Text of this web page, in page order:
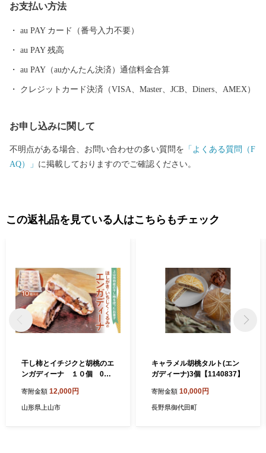
かな自然、肥沃な大地と生産者の熱意、高い栽培技術により生み
市像を実現するため、「ふるさと納税」という形で、みなさまか
らの応援をどうぞよろしくお願いいたします。 【お問合せ先】 ■
ふるさと納税についてのお問合せ 上山市役所 市政戦略課 シテ
月～金（祝・休日、年末年始は除く）8：30～17：15 ＜メ
お支払い方法
au PAY カード（番号入力不要）
au PAY 残高
au PAY（auかんたん決済）通信料金合算
クレジットカード決済（VISA、Master、JCB、Diners、AMEX）
お申し込みに関して
不明点がある場合、お問い合わせの多い質問を 「よくある質問（F
AQ）」 に掲載しておりますのでご確認ください。
この返礼品を見ている人はこちらもチェック
干し柿とイチジクと胡桃のエ
ンガディーナ １０個 012
寄附金額 12,000円
山形県上山市
キャラメル胡桃タルト(エン
ガディーナ)3個【1140837】
寄附金額 10,000円
長野県御代田町